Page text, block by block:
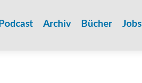
Podcast Archiv Bücher Jobs